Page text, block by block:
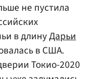
не пустила
в длинуДарьи
в США.
Токио-2020